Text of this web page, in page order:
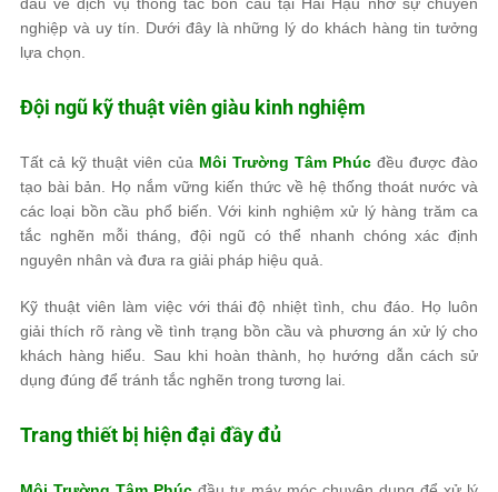
nghiệp và uy tín. Dưới đây là những lý do khách hàng tin tưởng
lựa chọn.
Đội ngũ kỹ thuật viên giàu kinh nghiệm
Tất cả kỹ thuật viên của Môi Trường Tâm Phúc đều được đào
tạo bài bản. Họ nắm vững kiến thức về hệ thống thoát nước và
các loại bồn cầu phổ biến. Với kinh nghiệm xử lý hàng trăm ca
tắc nghẽn mỗi tháng, đội ngũ có thể nhanh chóng xác định
nguyên nhân và đưa ra giải pháp hiệu quả.
Kỹ thuật viên làm việc với thái độ nhiệt tình, chu đáo. Họ luôn
giải thích rõ ràng về tình trạng bồn cầu và phương án xử lý cho
khách hàng hiểu. Sau khi hoàn thành, họ hướng dẫn cách sử
dụng đúng để tránh tắc nghẽn trong tương lai.
Trang thiết bị hiện đại đầy đủ